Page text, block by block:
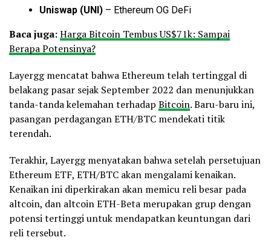
Uniswap (UNI) – Ethereum OG DeFi
Baca juga:Harga Bitcoin Tembus US$71k: Sampai
Berapa Potensinya?
Layergg mencatat bahwa Ethereum telah tertinggal di
belakang pasar sejak September 2022 dan menunjukkan
tanda-tanda kelemahan terhadap Bitcoin. Baru-baru ini,
pasangan perdagangan ETH/BTC mendekati titik
terendah.
Terakhir, Layergg menyatakan bahwa setelah persetujuan
Ethereum ETF, ETH/BTC akan mengalami kenaikan.
Kenaikan ini diperkirakan akan memicu reli besar pada
altcoin, dan altcoin ETH-Beta merupakan grup dengan
potensi tertinggi untuk mendapatkan keuntungan dari
reli tersebut.